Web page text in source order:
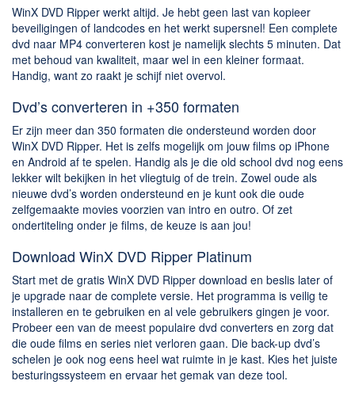
WinX DVD Ripper werkt altijd. Je hebt geen last van kopieer
beveiligingen of landcodes en het werkt supersnel! Een complete
dvd naar MP4 converteren kost je namelijk slechts 5 minuten. Dat
met behoud van kwaliteit, maar wel in een kleiner formaat.
Handig, want zo raakt je schijf niet overvol.
Dvd’s converteren in +350 formaten
Er zijn meer dan 350 formaten die ondersteund worden door
WinX DVD Ripper. Het is zelfs mogelijk om jouw films op iPhone
en Android af te spelen. Handig als je die old school dvd nog eens
lekker wilt bekijken in het vliegtuig of de trein. Zowel oude als
nieuwe dvd’s worden ondersteund en je kunt ook die oude
zelfgemaakte movies voorzien van intro en outro. Of zet
ondertiteling onder je films, de keuze is aan jou!
Download WinX DVD Ripper Platinum
Start met de gratis WinX DVD Ripper download en beslis later of
je upgrade naar de complete versie. Het programma is veilig te
installeren en te gebruiken en al vele gebruikers gingen je voor.
Probeer een van de meest populaire dvd converters en zorg dat
die oude films en series niet verloren gaan. Die back-up dvd’s
schelen je ook nog eens heel wat ruimte in je kast. Kies het juiste
besturingssysteem en ervaar het gemak van deze tool.